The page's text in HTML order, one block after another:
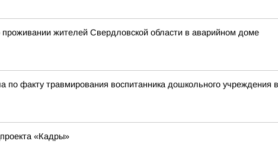
жителей Свердловской области в аварийном доме
факту травмирования воспитанника дошкольного учреждения
«Кадры»